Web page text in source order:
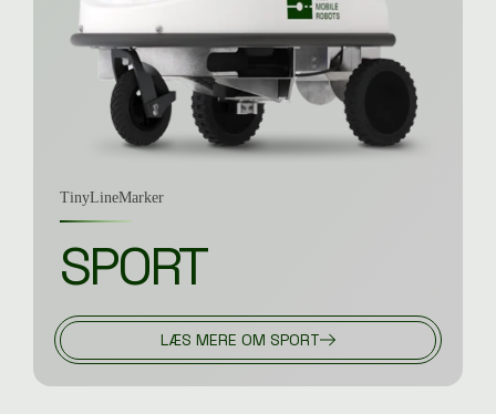
TinyLineMarker
SPORT
LÆS MERE OM SPORT